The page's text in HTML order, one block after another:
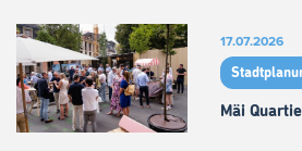
17.07.2026
Mäi